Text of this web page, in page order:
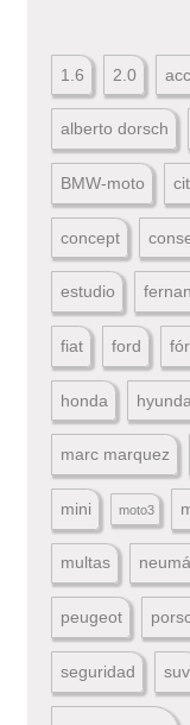
1.6 2.0
alberto dorsch
BMW-moto
concept
estudio
fiat ford
honda
marc marquez
mini moto3
multas
peugeot
seguridad suv